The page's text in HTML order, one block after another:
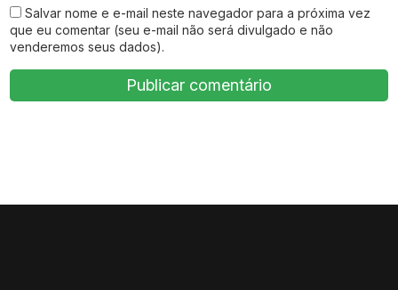
Salvar nome e e-mail neste navegador para a próxima vez
que eu comentar (seu e-mail não será divulgado e não
venderemos seus dados).